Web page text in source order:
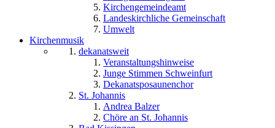
Kirchengemeindeamt
Landeskirchliche Gemeinschaft
Umwelt
Kirchenmusik
dekanatsweit
Veranstaltungshinweise
Junge Stimmen Schweinfurt
Dekanatsposaunenchor
St. Johannis
Andrea Balzer
Chöre an St. Johannis